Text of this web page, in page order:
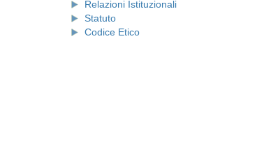
Relazioni Istituzionali
Statuto
Codice Etico